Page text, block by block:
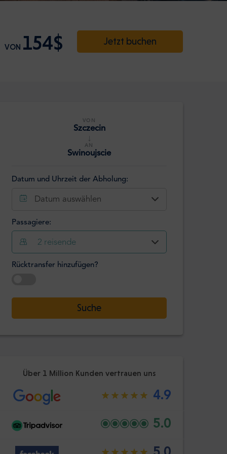
VON 154$ Jetzt buchen
VON
Szczecin
↓
AN
Swinoujscie
Datum und Uhrzeit der Abholung:
Datum auswählen
Stunde
:
Minute
Bestätige
Passagiere:
2 reisende
Rücktransfer hinzufügen?
Suche
Über 1 Million Kunden vertrauen uns
4.9
5.0